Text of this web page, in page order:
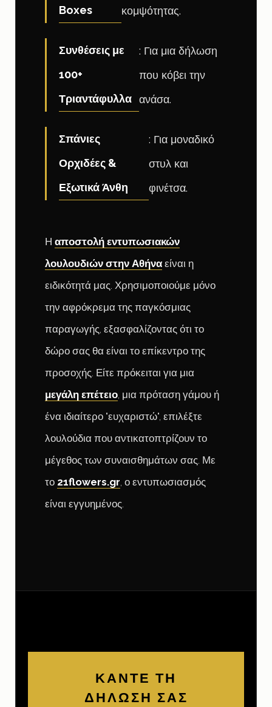
Boxes
κομψότητας.
Συνθέσεις με
100+
Τριαντάφυλλα
: Για μια δήλωση
που κόβει την
ανάσα.
Σπάνιες
Ορχιδέες &
Εξωτικά Άνθη
: Για μοναδικό
στυλ και
φινέτσα.
Η αποστολή εντυπωσιακών
λουλουδιών στην Αθήναείναι η
ειδικότητά μας. Χρησιμοποιούμε μόνο
την αφρόκρεμα της παγκόσμιας
παραγωγής, εξασφαλίζοντας ότι το
δώρο σας θα είναι το επίκεντρο της
προσοχής. Είτε πρόκειται για μια
μεγάλη επέτειο, μια πρόταση γάμου ή
ένα ιδιαίτερο "ευχαριστώ", επιλέξτε
λουλούδια που αντικατοπτρίζουν το
μέγεθος των συναισθημάτων σας. Με
το 21flowers.gr, ο εντυπωσιασμός
είναι εγγυημένος.
ΚΑΝΤΕ ΤΗ
ΔΗΛΩΣΗ ΣΑΣ